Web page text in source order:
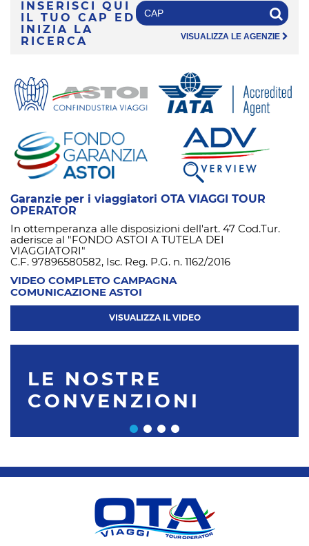
INSERISCI QUI
IL TUO CAP
ED
INIZIA LA
RICERCA
VISUALIZZA LE AGENZIE
Garanzie per i viaggiatori OTA VIAGGI TOUR
OPERATOR
In ottemperanza alle disposizioni dell'art. 47 Cod.Tur.
aderisce al "FONDO ASTOI A TUTELA DEI
VIAGGIATORI"
C.F. 97896580582, Isc. Reg. P.G. n. 1162/2016
VIDEO COMPLETO CAMPAGNA
COMUNICAZIONE ASTOI
VISUALIZZA IL VIDEO
LE NOSTRE
CONVENZIONI